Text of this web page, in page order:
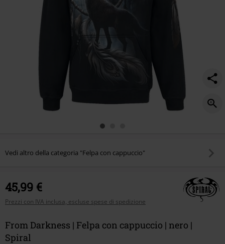
Vedi altro della categoria "Felpa con cappuccio"
45,99 €
Prezzi con IVA inclusa, escluse spese di spedizione
From Darkness | Felpa con cappuccio | nero |
Spiral